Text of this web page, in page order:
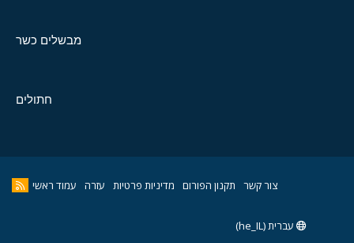
מבשלים כשר
חתולים
צור קשר תקנון הפורום מדיניות פרטיות עזרה עמוד ראשי
עברית (he_IL)